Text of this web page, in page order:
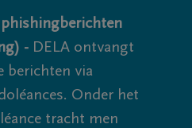
- DELA ontvangt
berichten via
Onder het
tracht men